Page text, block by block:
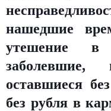
нашедшие
утешение в
оставшиеся
без рубля в